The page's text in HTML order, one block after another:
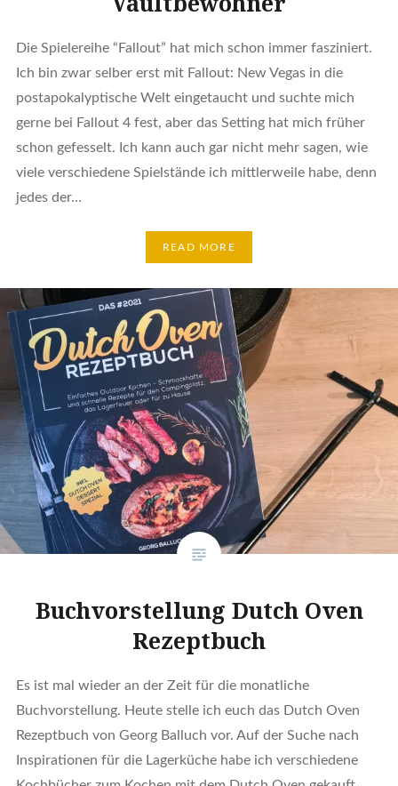
Die Spielereihe “Fallout” hat mich schon immer fasziniert.
Ich bin zwar selber erst mit Fallout: New Vegas in die
postapokalyptische Welt eingetaucht und suchte mich
gerne bei Fallout 4 fest, aber das Setting hat mich früher
schon gefesselt. Ich kann auch gar nicht mehr sagen, wie
viele verschiedene Spielstände ich mittlerweile habe, denn
jedes der…
READ MORE
Buchvorstellung Dutch Oven
Rezeptbuch
Es ist mal wieder an der Zeit für die monatliche
Buchvorstellung. Heute stelle ich euch das Dutch Oven
Rezeptbuch von Georg Balluch vor. Auf der Suche nach
Inspirationen für die Lagerküche habe ich verschiedene